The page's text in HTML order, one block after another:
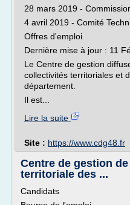
28 mars 2019 -
4 avril 2019 - Comité
Offres d'emploi
Dernière mise à jour : 11
Le Centre de gestion
collectivités territoriales et
département.
Il est...
Lire la suite
Site : https://www.cdg48.fr
Centre de gestion
territoriale des ...
Candidats